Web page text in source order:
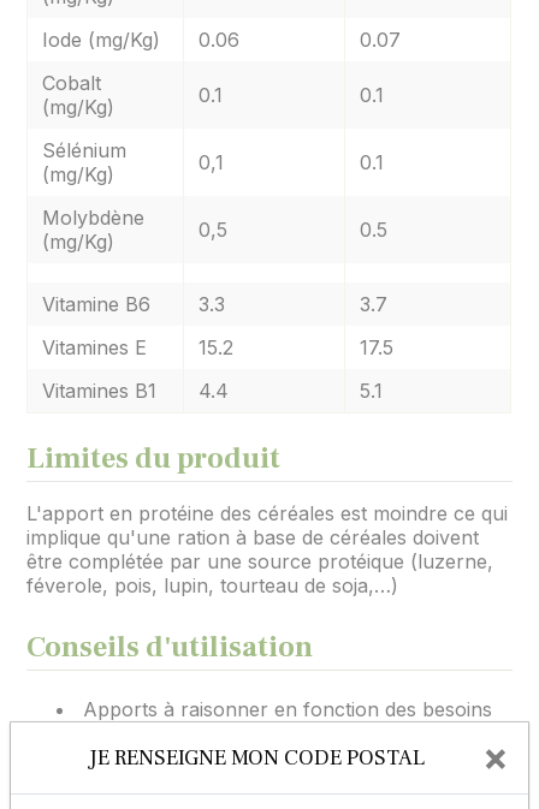
Iode (mg/Kg) 0.06
0.07
Cobalt
(mg/Kg)
0.1 0.1
Sélénium
(mg/Kg)
0,1 0.1
Molybdène
(mg/Kg)
0,5 0.5
Vitamine B6 3.3
3.7
Vitamines E
15.2
17.5
Vitamines B1
4.4 5.1
Limites du produit
L'apport en protéine des céréales est moindre ce qui
implique qu'une ration à base de céréales doivent
être complétée par une source protéique (luzerne,
féverole, pois, lupin, tourteau de soja,…)
Conseils d'utilisation
Apports à raisonner en fonction des besoins
JE RENSEIGNE MON CODE POSTAL ×